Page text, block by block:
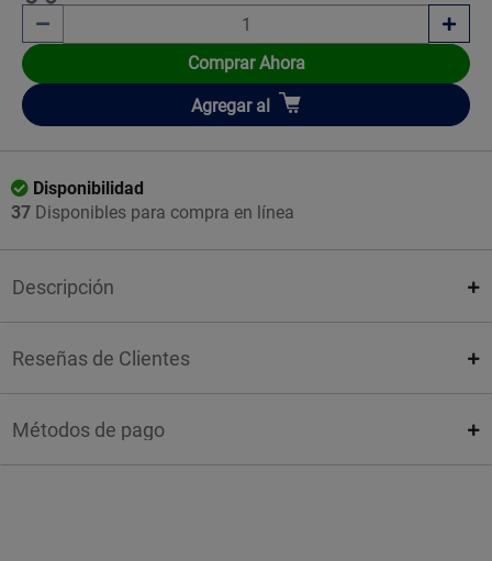
Comprar Ahora
Añadir
Agregar al
Disponibilidad
37 Disponibles para compra en línea
Descripción
Reseñas de Clientes
Métodos de pago